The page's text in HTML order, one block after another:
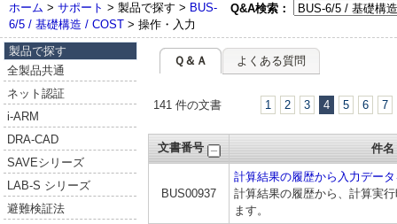
Q&A検索：
ホーム > サポート > 製品で探す > BUS-
6/5 / 基礎構造 / COST > 操作・入力
製品で探す
全製品共通
ネット認証
i-ARM
DRA-CAD
SAVEシリーズ
LAB-S シリーズ
避難検証法
Ｑ＆Ａ よくある質問
141 件の文書 1 2 3 4 5 6 7
文書番号 件名
BUS00937
計算結果の履歴から入力デー
計算結果の履歴から、計算実
ます。